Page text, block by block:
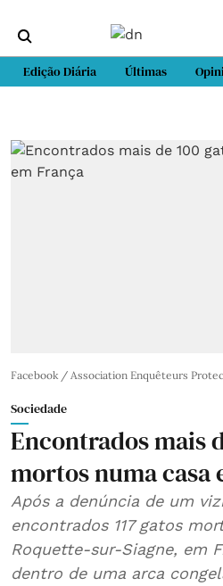
Edição Diária Últimas
Facebook / Association Enquêteurs
Sociedade
Encontrados mais
mortos numa casa
Após a denúncia de um
encontrados 117 gatos
Roquette-sur-Siagne, em
dentro de uma arca